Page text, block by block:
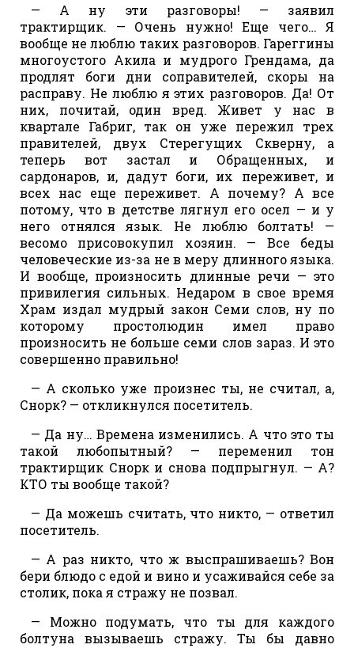
— А ну эти разговоры! — заявил
трактирщик. — Очень нужно! Еще чего… Я
вообще не люблю таких разговоров. Гареггины
многоустого Акила и мудрого Грендама, да
продлят боги дни соправителей, скоры на
расправу. Не люблю я этих разговоров. Да! От
них, почитай, один вред. Живет у нас в
квартале Габриг, так он уже пережил трех
правителей, двух Стерегущих Скверну, а
теперь вот застал и Обращенных, и
сардонаров, и, дадут боги, их переживет, и
всех нас еще переживет. А почему? А все
потому, что в детстве лягнул его осел — и у
него отнялся язык. Не люблю болтать! —
весомо присовокупил хозяин. — Все беды
человеческие из-за не в меру длинного языка.
И вообще, произносить длинные речи — это
привилегия сильных. Недаром в свое время
Храм издал мудрый закон Семи слов, ну по
которому простолюдин имел право
произносить не больше семи слов зараз. И это
совершенно правильно!
— А сколько уже произнес ты, не считал, а,
Снорк? — откликнулся посетитель.
— Да ну… Времена изменились. А что это ты
такой любопытный? — переменил тон
трактирщик Снорк и снова подпрыгнул. — А?
КТО ты вообще такой?
— Да можешь считать, что никто, — ответил
посетитель.
— А раз никто, что ж выспрашиваешь? Вон
бери блюдо с едой и вино и усаживайся себе за
столик, пока я стражу не позвал.
— Можно подумать, что ты для каждого
болтуна вызываешь стражу. Ты бы давно